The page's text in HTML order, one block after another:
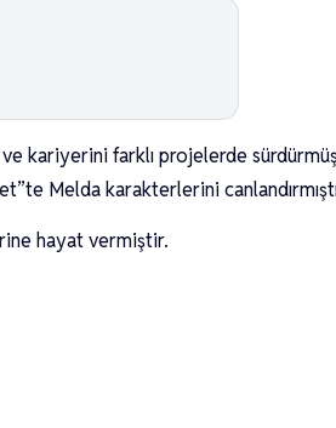
kariyerini farklı projelerde
Melda karakterlerini
hayat vermiştir.